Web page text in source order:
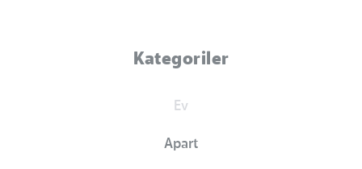
Kategoriler
Ev
Apart